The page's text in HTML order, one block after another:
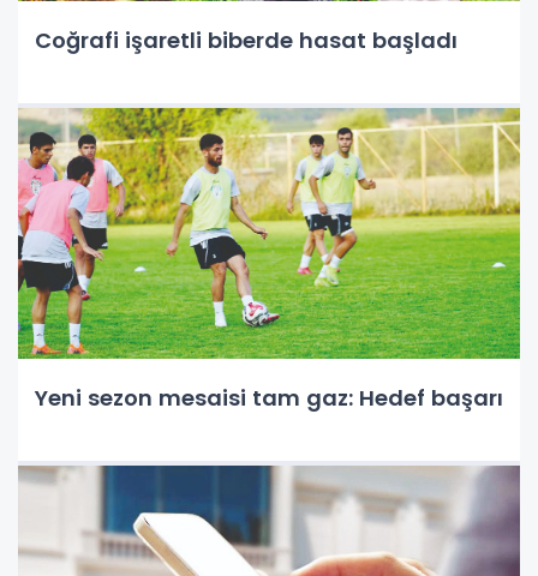
Coğrafi işaretli biberde hasat başladı
Yeni sezon mesaisi tam gaz: Hedef başarı